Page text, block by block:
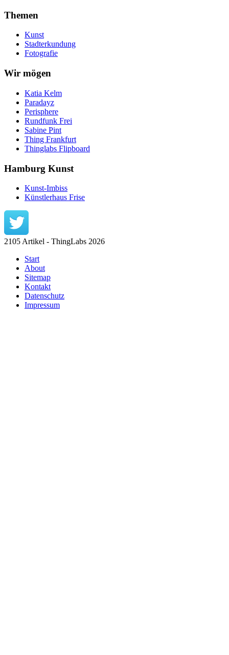
Themen
Kunst
Stadterkundung
Fotografie
Wir mögen
Katia Kelm
Paradayz
Perisphere
Rundfunk Frei
Sabine Pint
Thing Frankfurt
Thinglabs Flipboard
Hamburg Kunst
Kunst-Imbiss
Künstlerhaus Frise
2105 Artikel - ThingLabs 2026
Start
About
Sitemap
Kontakt
Datenschutz
Impressum